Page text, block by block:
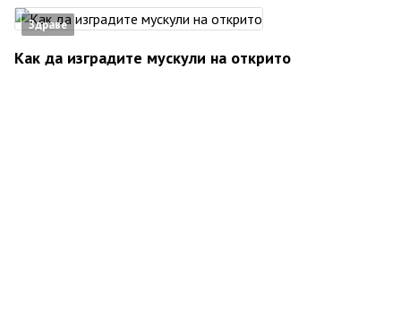
Здраве
Как да изградите мускули на открито